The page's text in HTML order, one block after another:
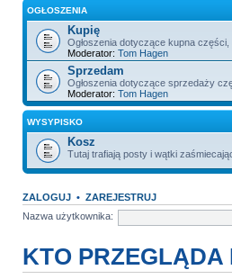
OGŁOSZENIA
Kupię
Ogłoszenia dotyczące kupna części,
Moderator: Tom Hagen
Sprzedam
Ogłoszenia dotyczące sprzedaży
Moderator: Tom Hagen
WYSYPISKO
Kosz
Tutaj trafiają posty i wątki
ZALOGUJ• ZAREJESTRUJ
Nazwa użytkownika:
KTO PRZEGLĄDA